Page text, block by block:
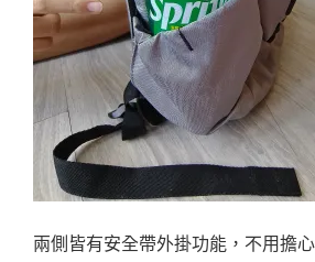
兩側皆有安全帶外掛功能，不用擔